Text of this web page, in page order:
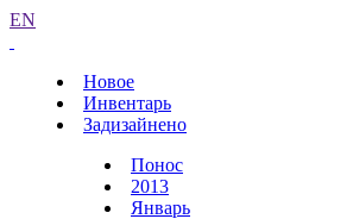
EN
Новое
Инвентарь
Задизайнено
Понос
2013
Январь